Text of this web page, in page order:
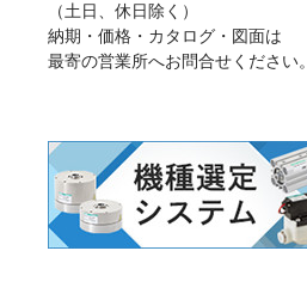
（土日、休日除く）
納期・価格・カタログ・図面は
最寄の営業所へお問合せください。